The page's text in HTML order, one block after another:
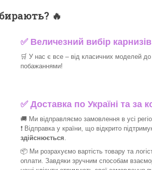
🔥
✅ Величезний вибір
🛒 У нас є все – від класичних моделей до
побажаннями!​
✅Доставка по Україні та за
🚚 Ми відправляємо замовлення в усі
❗ Відправка у країни, що відкрито
здійснюється.
📦 Ми розрахуємо вартість товару та
оплати. Завдяки зручним способам